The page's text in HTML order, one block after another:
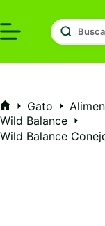
al
contenido
Inicio
Gato
Wild Balance
Wild Balance